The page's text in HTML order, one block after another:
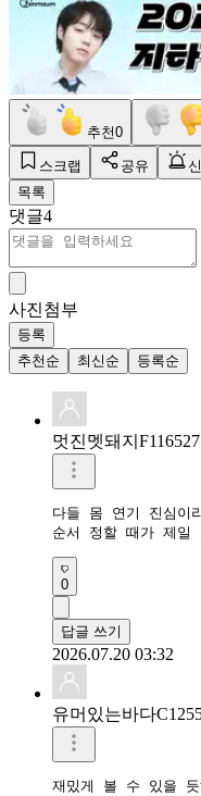
추천0
스크랩 공유
목록
댓글4
사진첨부
등록
추천순
최신순 등록순
멋진멧돼지F116527
다들 몸 연기 진심이
순서 정할 때가 제일
0
답글 쓰기
2026.07.20 03:32
유머있는바다
재밌게 볼 수 있을 듯